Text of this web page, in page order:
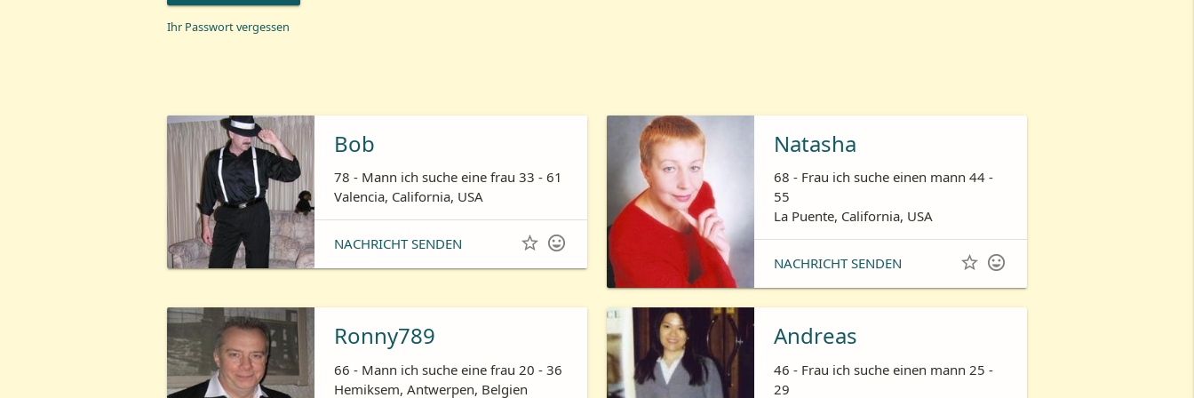
Ihr Passwort vergessen
Bob
78 - Mann ich suche eine frau 33 - 61
Valencia, California, USA
NACHRICHT SENDEN  
Natasha
68 - Frau ich suche einen mann 44 -
55
La Puente, California, USA
NACHRICHT SENDEN  
Ronny789
66 - Mann ich suche eine frau 20 - 36
Hemiksem, Antwerpen, Belgien
Andreas
46 - Frau ich suche einen mann 25 -
29